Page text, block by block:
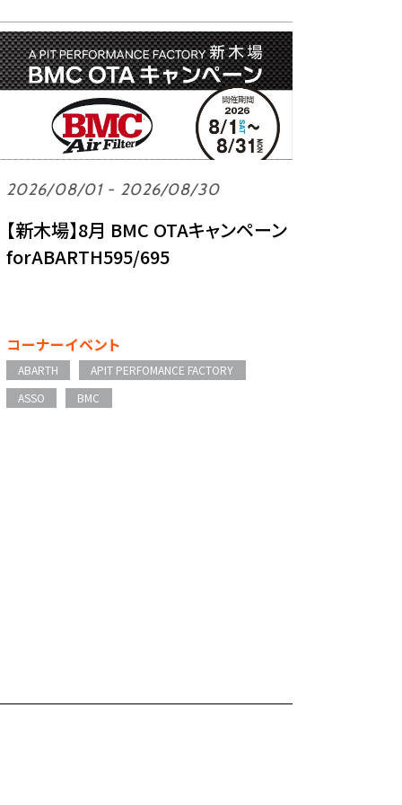
2026/08/01 - 2026/08/30
【新木場】8月 BMC OTAキャンペーン
forABARTH595/695
コーナーイベント
ABARTH
APIT PERFOMANCE FACTORY
ASSO
BMC